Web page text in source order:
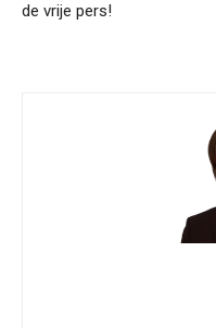
de vrije pers!